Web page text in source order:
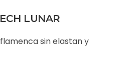
LUNAR
sin elastan y